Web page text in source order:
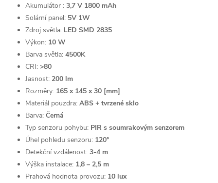
Akumulátor : 3,7 V 1800 mAh
Solární panel: 5V 1W
Zdroj světla: LED SMD 2835
Výkon: 10 W
Barva světla: 4500K
CRI: >80
Jasnost: 200 lm
Rozměry: 165 x 145 x 30 [mm]
Materiál pouzdra: ABS + tvrzené sklo
Barva: Černá
Typ senzoru pohybu: PIR s soumrakovým senzorem
Úhel pohledu senzoru: 120°
Detekční vzdálenost: 3-4 m
Výška instalace: 1,8 – 2,5 m
Prahová hodnota provozu: 10 lux